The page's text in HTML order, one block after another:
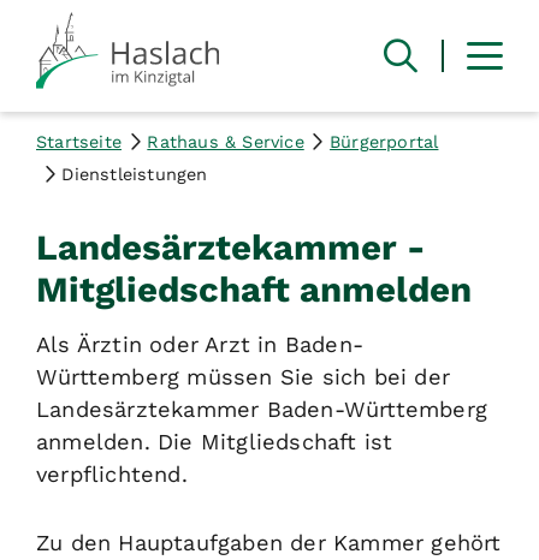
Startseite Rathaus & Service
Bürgerportal
Dienstleistungen
Landesärztekammer -
Mitgliedschaft anmelden
Als Ärztin oder Arzt in Baden-
Württemberg müssen Sie sich bei der
Landesärztekammer Baden-Württemberg
anmelden. Die Mitgliedschaft ist
verpflichtend.
Zu den Hauptaufgaben der Kammer gehört